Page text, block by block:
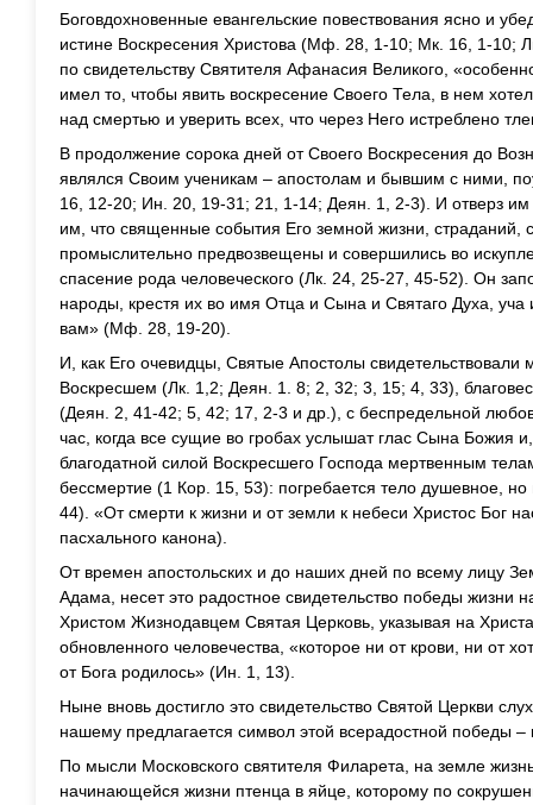
Боговдохновенные евангельские повествования ясно и
истине Воскресения Христова (Мф. 28, 1-10; Мк. 16, 1-10;
по свидетельству Святителя Афанасия Великого,
имел то, чтобы явить воскресение Своего Тела, в нем
над смертью и уверить всех, что через Него истреблено
В продолжение сорока дней от Своего Воскресения до
являлся Своим ученикам – апостолам и бывшим с ними,
16, 12-20; Ин. 20, 19-31; 21, 1-14; Деян. 1, 2-3). И отверз
им, что священные события Его земной жизни, страданий,
промыслительно предвозвещены и совершились во
спасение рода человеческого (Лк. 24, 25-27, 45-52). Он
народы, крестя их во имя Отца и Сына и Святаго Духа, уча
вам» (Мф. 28, 19-20).
И, как Его очевидцы, Святые Апостолы свидетельствовали
Воскресшем (Лк. 1,2; Деян. 1. 8; 2, 32; 3, 15; 4, 33),
(Деян. 2, 41-42; 5, 42; 17, 2-3 и др.), с беспредельной
час, когда все сущие во гробах услышат глас Сына Божия
благодатной силой Воскресшего Господа мертвенным
бессмертие (1 Кор. 15, 53): погребается тело душевное, но
44). «От смерти к жизни и от земли к небеси Христос Бог
пасхального канона).
От времен апостольских и до наших дней по всему лицу
Адама, несет это радостное свидетельство победы жизни
Христом Жизнодавцем Святая Церковь, указывая на
обновленного человечества, «которое ни от крови, ни от
от Бога родилось» (Ин. 1, 13).
Ныне вновь достигло это свидетельство Святой Церкви
нашему предлагается символ этой всерадостной победы –
По мысли Московского святителя Филарета, на земле
начинающейся жизни птенца в яйце, которому по